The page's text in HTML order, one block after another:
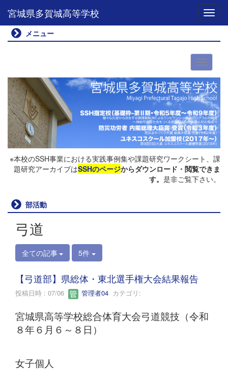
宮城県多賀城高等学校
メニュー
※本校のSSH事業における実践事例集や課題研究ワークシート、課
題研究アーカイブはSSHのページからダウンロード・閲覧できま
す。 是非ご覧下さい。
部活動
弓道
全ての記事 5件
【弓道部】県総体・東北選手権大会結果報告
投稿日時 : 07/06 管理者04 カテゴリ:
宮城県高等学校総合体育大会弓道競技（令和
８年６月６～８日）
女子個人